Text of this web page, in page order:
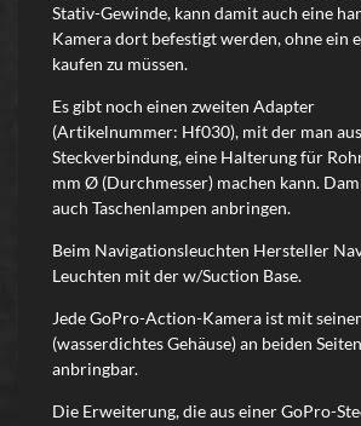
Stativ-Gewinde, kann damit auch eine
Kamera dort befestigt werden, ohne ein
kaufen zu müssen.
Es gibt noch einen zweiten Adapter
(Artikelnummer: Hf030), mit der man
Steckverbindung, eine Halterung für
mm Ø (Durchmesser) machen kann.
auch Taschenlampen anbringen.
Beim Navigationsleuchten Hersteller
Leuchten mit der w/Suction Base.
Jede GoPro-Action-Kamera ist mit
(wasserdichtes Gehäuse) an beiden
anbringbar.
Die Erweiterung, die aus einer GoPro-